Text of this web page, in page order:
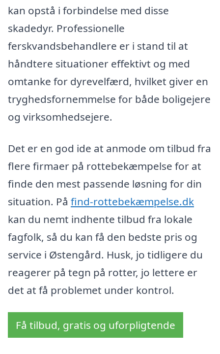
kan opstå i forbindelse med disse
skadedyr. Professionelle
ferskvandsbehandlere er i stand til at
håndtere situationer effektivt og med
omtanke for dyrevelfærd, hvilket giver en
tryghedsfornemmelse for både boligejere
og virksomhedsejere.
Det er en god ide at anmode om tilbud fra
flere firmaer på rottebekæmpelse for at
finde den mest passende løsning for din
situation. På find-rottebekæmpelse.dk
kan du nemt indhente tilbud fra lokale
fagfolk, så du kan få den bedste pris og
service i Østengård. Husk, jo tidligere du
reagerer på tegn på rotter, jo lettere er
det at få problemet under kontrol.
Få tilbud, gratis og uforpligtende